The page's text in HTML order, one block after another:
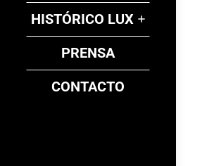
HISTÓRICO LUX
PRENSA
CONTACTO